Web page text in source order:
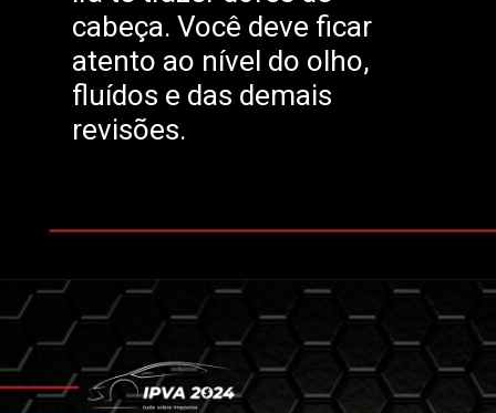
cabeça. Você deve ficar
atento ao nível do olho,
fluídos e das demais
revisões.